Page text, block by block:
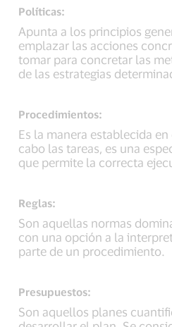
Políticas:
Apunta a los principios
emplazar las acciones
tomar para concretar las
de las estrategias
Procedimientos:
Es la manera establecida
cabo las tareas, es una
que permite la correcta
Reglas:
Son aquellas normas
con una opción a la
parte de un procedimiento.
Presupuestos:
Son aquellos planes